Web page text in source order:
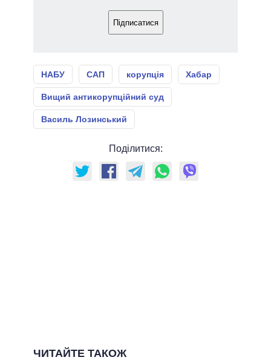
Підписатися
НАБУ САП корупція Хабар
Вищий антикорупційний суд
Василь Лозинський
Поділитися:
ЧИТАЙТЕ ТАКОЖ